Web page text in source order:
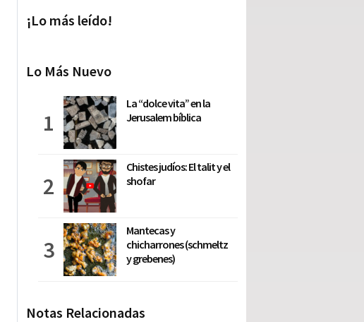
¡Lo más leído!
Lo Más Nuevo
La “dolce vita” en la
Jerusalem bíblica
Chistes judíos: El talit y el
shofar
Mantecas y
chicharrones (schmeltz
y grebenes)
Notas Relacionadas